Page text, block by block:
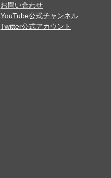
お問い合わせ
YouTube公式チャンネル
Twitter公式アカウント